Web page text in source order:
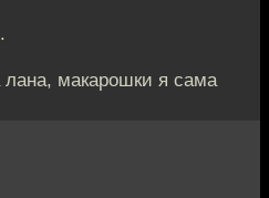
лана, макарошки я сама